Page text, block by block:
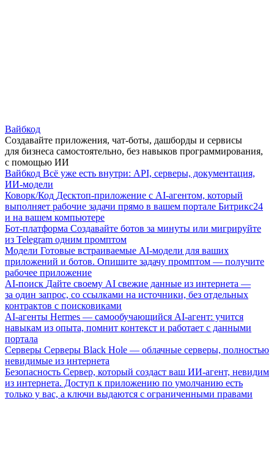
Вайбкод
Создавайте приложения, чат-боты, дашборды и сервисы
для бизнеса самостоятельно, без навыков программирования,
с помощью ИИ
Вайбкод Всё уже есть внутри: API, серверы, документация,
ИИ-модели
Коворк/Код Десктоп-приложение с AI-агентом, который
выполняет рабочие задачи прямо в вашем портале Битрикс24
и на вашем компьютере
Бот-платформа Создавайте ботов за минуты или мигрируйте
из Telegram одним промптом
Модели Готовые встраиваемые AI-модели для ваших
приложений и ботов. Опишите задачу промптом — получите
рабочее приложение
AI-поиск Дайте своему AI свежие данные из интернета —
за один запрос, со ссылками на источники, без отдельных
контрактов с поисковиками
AI-агенты Hermes — самообучающийся AI-агент: учится
навыкам из опыта, помнит контекст и работает с данными
портала
Серверы Серверы Black Hole — облачные серверы, полностью
невидимые из интернета
Безопасность Сервер, который создаст ваш ИИ-агент, невидим
из интернета. Доступ к приложению по умолчанию есть
только у вас, а ключи выдаются с ограниченными правами